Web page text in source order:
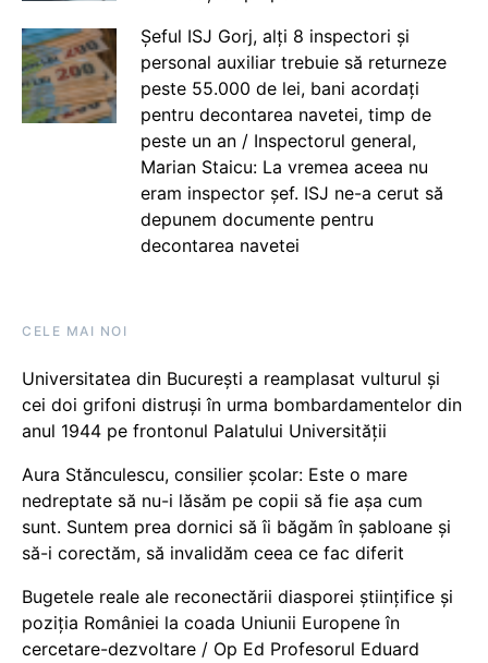
Șeful ISJ Gorj, alți 8 inspectori și
personal auxiliar trebuie să returneze
peste 55.000 de lei, bani acordați
pentru decontarea navetei, timp de
peste un an / Inspectorul general,
Marian Staicu: La vremea aceea nu
eram inspector șef. ISJ ne-a cerut să
depunem documente pentru
decontarea navetei
CELE MAI NOI
Universitatea din București a reamplasat vulturul și
cei doi grifoni distruși în urma bombardamentelor din
anul 1944 pe frontonul Palatului Universității
Aura Stănculescu, consilier școlar: Este o mare
nedreptate să nu-i lăsăm pe copii să fie așa cum
sunt. Suntem prea dornici să îi băgăm în șabloane și
să-i corectăm, să invalidăm ceea ce fac diferit
Bugetele reale ale reconectării diasporei științifice și
poziția României la coada Uniunii Europene în
cercetare-dezvoltare / Op Ed Profesorul Eduard